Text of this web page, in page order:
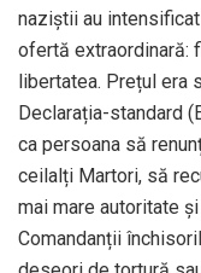
naziștii au
ofertă extraordinară:
libertatea. Prețul era
Declarația-standard
ca persoana să
ceilalți Martori, să
mai mare autoritate
Comandanții